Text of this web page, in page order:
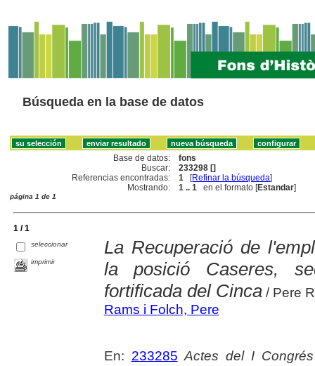
Búsqueda en la base de datos
Base de datos:
fons
Buscar:
233298 []
Referencias encontradas:
1 [Refinar la búsqueda]
Mostrando:
1 .. 1 en el formato [Estandar]
página 1 de 1
1 / 1
seleccionar
imprimir
La Recuperació de
la posició Caseres,
fortificada del Cinca/ Pere
Rams i Folch, Pere
En: 233285 Actes del I